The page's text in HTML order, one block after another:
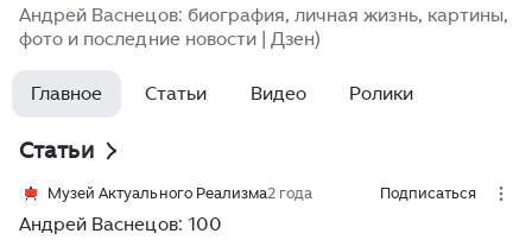
Андрей Васнецов: биография, личная жизнь, картины,
фото и последние новости | Дзен)
Главное Статьи Видео Ролики
Статьи
Музей Актуального Реализма2 года Подписаться
Андрей Васнецов: 100